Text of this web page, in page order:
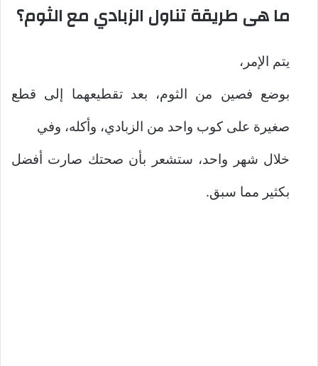
ما هى طريقة تناول الزبادي مع الثوم؟
يتم الإمر،
بوضع فصين من الثوم، بعد تقطيعهما إلى قطع
صغيرة على كوب واحد من الزبادي، وأكله، وفي
خلال شهر واحد، ستشعر بأن صحتك صارت أفضل
بكثير مما سبق.